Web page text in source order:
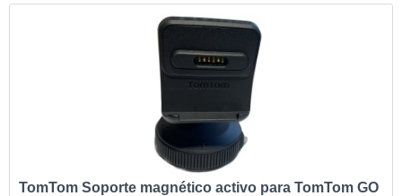
TomTom Soporte magnético activo para TomTom GO